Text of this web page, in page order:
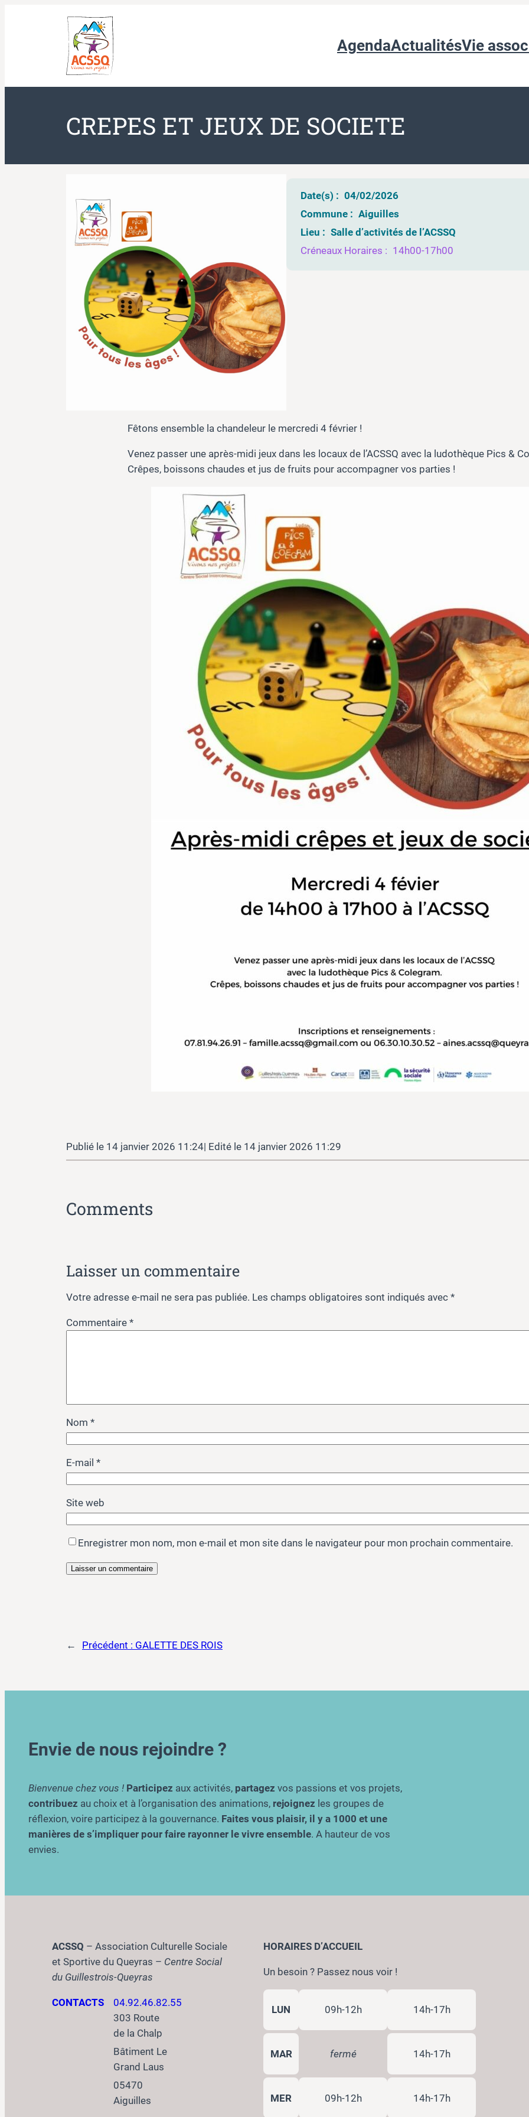
AgendaActualitésVie
CREPES ET JEUX DE SOCIETE
Date(s) : 04/02/2026
Commune : Aiguilles
Lieu : Salle d’activités de l’ACSSQ
Créneaux Horaires : 14h00-17h00
Fêtons ensemble la chandeleur le mercredi 4 février !
Venez passer une après-midi jeux dans les locaux de l’ACSSQ avec la ludothèque Pics &
Crêpes, boissons chaudes et jus de fruits pour accompagner vos parties !
14 janvier 2026 11:24 14 janvier 2026 11:29
Comments
Laisser un commentaire
Votre adresse e-mail ne sera pas publiée. Les champs obligatoires sont indiqués avec *
Commentaire *
Nom *
E-mail *
Site web
Enregistrer mon nom, mon e-mail et mon site dans le navigateur pour mon prochain commentaire.
← Précédent : GALETTE DES ROIS
Envie de nous rejoindre ?
Bienvenue chez vous ! Participez aux activités, partagez vos passions et vos projets,
contribuez au choix et à l’organisation des animations, rejoignez les groupes de
réflexion, voire participez à la gouvernance. Faites vous plaisir, il y a 1000 et une
manières de s’impliquer pour faire rayonner le vivre ensemble. A hauteur de vos
envies.
ACSSQ – Association Culturelle Sociale
et Sportive du Queyras – Centre Social
du Guillestrois-Queyras
CONTACTS
04.92.46.82.55
303 Route
de la Chalp
Bâtiment Le
Grand Laus
05470
Aiguilles
HORAIRES D’ACCUEIL
Un besoin ? Passez nous voir !
LUN 09h-12h 14h-17h
MAR fermé 14h-17h
MER 09h-12h 14h-17h